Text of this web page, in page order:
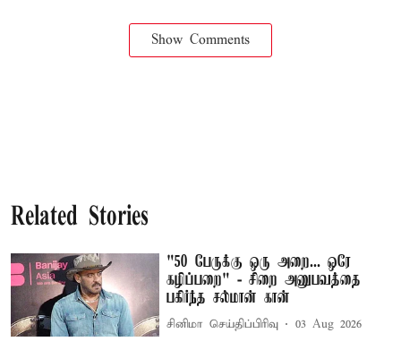
Show Comments
Related Stories
"50 பேருக்கு ஒரு அறை... ஒரே
கழிப்பறை" - சிறை அனுபவத்தை
பகிர்ந்த சல்மான் கான்
சினிமா செய்திப்பிரிவு 03 Aug 2026